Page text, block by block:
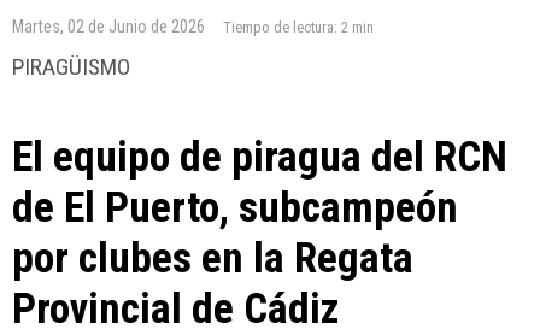
Martes, 02 de Junio de 2026 Tiempo de lectura: 2 min
PIRAGÜISMO
El equipo de piragua del RCN
de El Puerto, subcampeón
por clubes en la Regata
Provincial de Cádiz